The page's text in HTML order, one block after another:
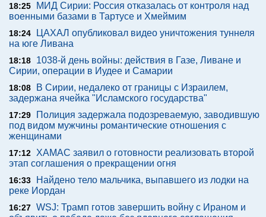
18:25
МИД Сирии: Россия отказалась от контроля над
военными базами в Тартусе и Хмеймим
18:24
ЦАХАЛ опубликовал видео уничтожения туннеля
на юге Ливана
18:18
1038-й день войны: действия в Газе, Ливане и
Сирии, операции в Иудее и Самарии
18:08
В Сирии, недалеко от границы с Израилем,
задержана ячейка "Исламского государства"
17:29
Полиция задержала подозреваемую, заводившую
под видом мужчины романтические отношения с
женщинами
17:12 ХАМАС заявил о готовности реализовать второй
этап соглашения о прекращении огня
16:33
Найдено тело мальчика, выпавшего из лодки на
реке Иордан
16:27 WSJ: Трамп готов завершить войну с Ираном и